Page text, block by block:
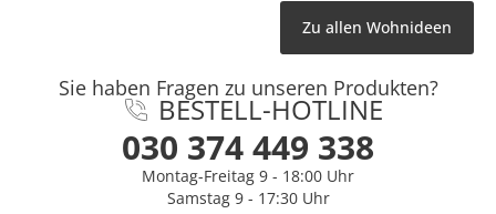
Zu allen Wohnideen
Sie haben Fragen zu unseren Produkten?
BESTELL-HOTLINE
030 374 449 338
Montag-Freitag 9 - 18:00 Uhr
Samstag 9 - 17:30 Uhr